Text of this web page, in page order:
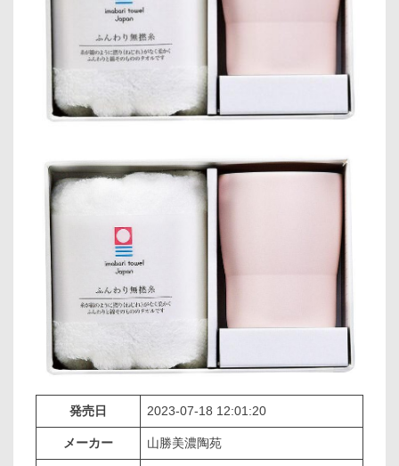
発売日 2023-07-18 12:01:20
メーカー 山勝美濃陶苑